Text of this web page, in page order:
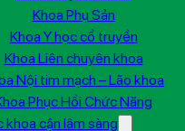
Khoa Phụ Sản
Khoa Y học cổ truyền
Khoa Liên chuyên khoa
Nội tim mạch – Lão khoa
Phục Hồi Chức Năng
khoa cận lâm sàng